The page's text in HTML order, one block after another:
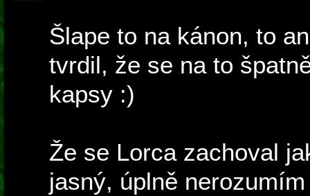
Šlape to na kánon, to
tvrdil, že se na to
kapsy :)
Že se Lorca zachoval
jasný, úplně